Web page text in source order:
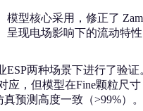
型核心采用，修正了
呈现电场影响下的流动特
两种场景下进行了验
，但模型在Fine颗粒尺
预测高度一致（>99%）。